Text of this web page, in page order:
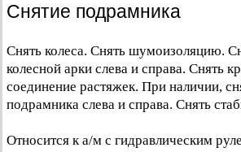
Снятие подрамника
Снять колеса. Снять шумоизоляцию.
колесной арки слева и справа. Снять
соединение растяжек. При наличии,
подрамника слева и справа. Снять
Относится к а/м с гидравлическим